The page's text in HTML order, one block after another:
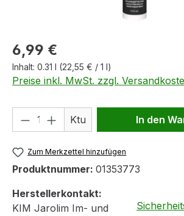
Regulärer Preis:
6,99 €
Inhalt: 0.31 l (22,55 € / 1 l)
Preise inkl. MwSt. zzgl.
Produkt Anzahl: Gib den
Ktu In den
Zum Merkzettel hinzufügen
Produktnummer: 01353773
Herstellerkontakt:
KIM Jarolim Im- und